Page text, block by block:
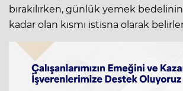
bırakılırken, günlük yemek bedelinin
kadar olan kısmı istisna olarak